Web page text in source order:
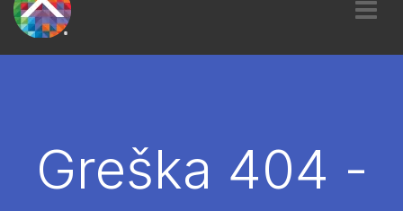
NAJAMGreška 404 -